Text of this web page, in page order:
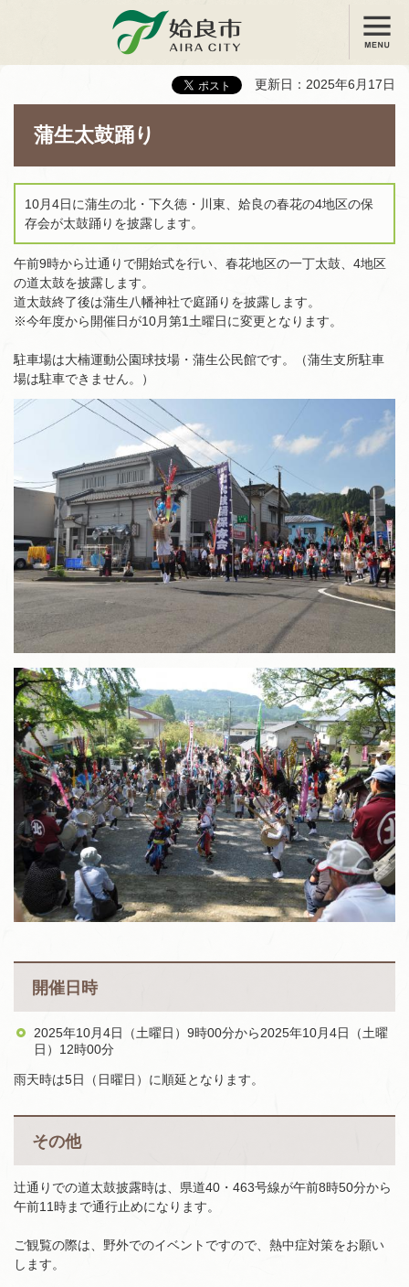
姶良市 メニュー
更新日：2025年6月17日
蒲生太鼓踊り
10月4日に蒲生の北・下久徳・川東、姶良の春花の4地区の保
存会が太鼓踊りを披露します。
午前9時から辻通りで開始式を行い、春花地区の一丁太鼓、4地区
の道太鼓を披露します。
道太鼓終了後は蒲生八幡神社で庭踊りを披露します。
※今年度から開催日が10月第1土曜日に変更となります。
駐車場は大楠運動公園球技場・蒲生公民館です。（蒲生支所駐車
場は駐車できません。）
開催日時
2025年10月4日（土曜日）9時00分から2025年10月4日（土曜
日）12時00分
雨天時は5日（日曜日）に順延となります。
その他
辻通りでの道太鼓披露時は、県道40・463号線が午前8時50分から
午前11時まで通行止めになります。
ご観覧の際は、野外でのイベントですので、熱中症対策をお願い
します。